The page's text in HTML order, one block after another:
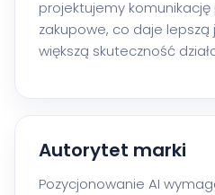
projektujemy
zakupowe, co daje
większą skuteczność
Autorytet marki
Pozycjonowanie AI